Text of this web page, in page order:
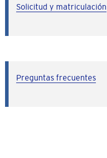
Solicitud y matriculación
Preguntas frecuentes